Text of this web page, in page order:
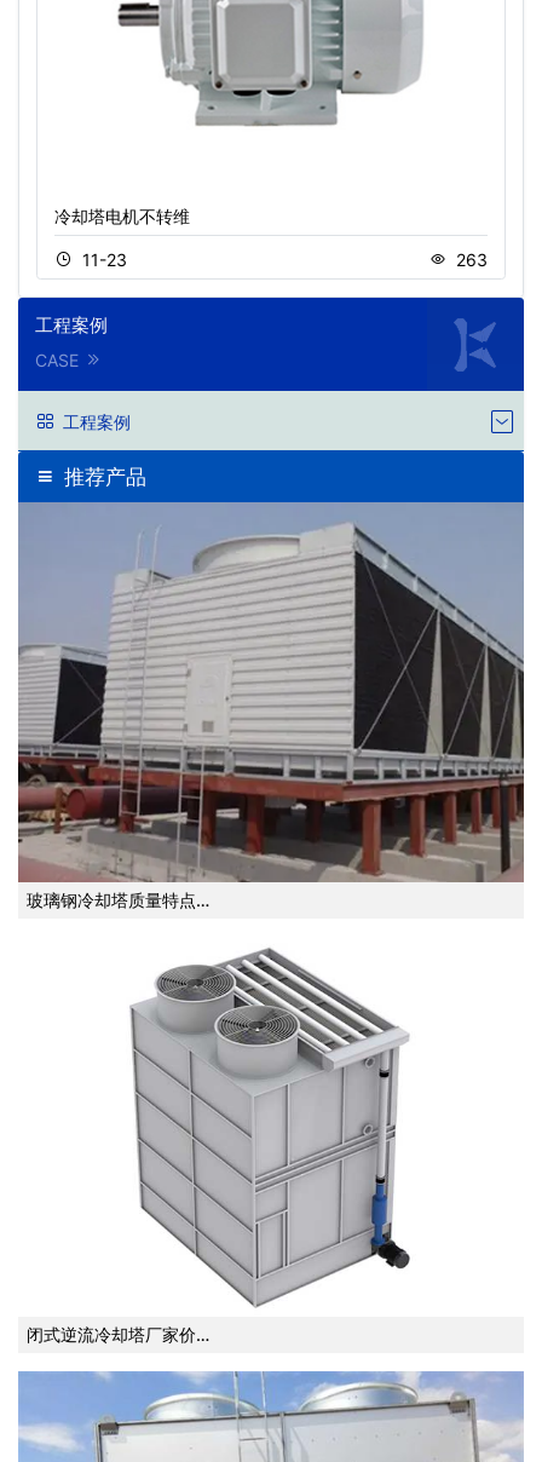
冷却塔电机不转维
11-23 263
工程案例
CASE
工程案例
推荐产品
玻璃钢冷却塔质量特点…
闭式逆流冷却塔厂家价…